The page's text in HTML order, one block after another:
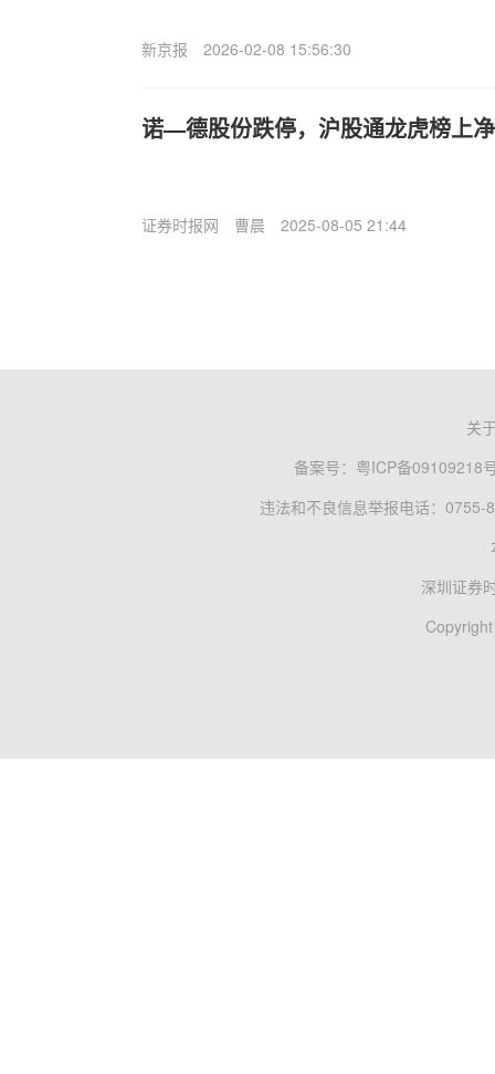
新京报 2026-02-08 15:56:30
诺—德股份跌停，沪股通龙虎榜上
证券时报网 曹晨 2025-08-05 21:44
关
备案号： 粤ICP备09109218
违法和不良信息举报电话：0755-
深圳证券